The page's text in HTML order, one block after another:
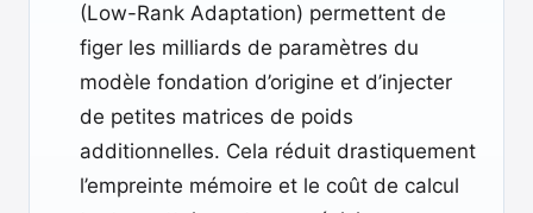
(Low-Rank Adaptation) permettent de
figer les milliards de paramètres du
modèle fondation d’origine et d’injecter
de petites matrices de poids
additionnelles. Cela réduit drastiquement
l’empreinte mémoire et le coût de calcul